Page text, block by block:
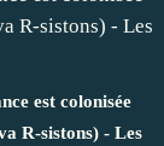
est colonisée
R-sistons) - Les